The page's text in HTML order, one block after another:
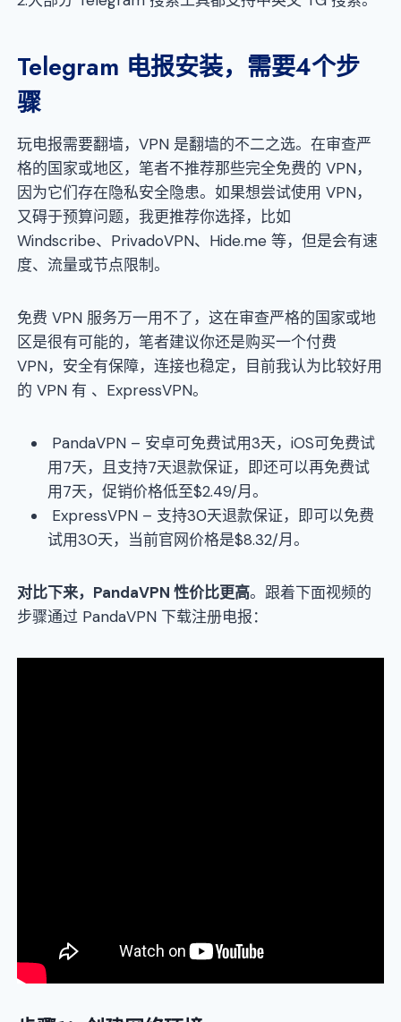
Telegram 电报安装，需要4个步
骤
玩电报需要翻墙，VPN 是翻墙的不二之选。在审查严
格的国家或地区，笔者不推荐那些完全免费的 VPN，
因为它们存在隐私安全隐患。如果想尝试使用 VPN，
又碍于预算问题，我更推荐你选择，比如
Windscribe、PrivadoVPN、Hide.me 等，但是会有速
度、流量或节点限制。
免费 VPN 服务万一用不了，这在审查严格的国家或地
区是很有可能的，笔者建议你还是购买一个付费
VPN，安全有保障，连接也稳定，目前我认为比较好用
的 VPN 有 、ExpressVPN。
PandaVPN – 安卓可免费试用3天，iOS可免费试
用7天，且支持7天退款保证，即还可以再免费试
用7天，促销价格低至$2.49/月。
ExpressVPN – 支持30天退款保证，即可以免费
试用30天，当前官网价格是$8.32/月。
对比下来，PandaVPN 性价比更高。跟着下面视频的
步骤通过 PandaVPN 下载注册电报：